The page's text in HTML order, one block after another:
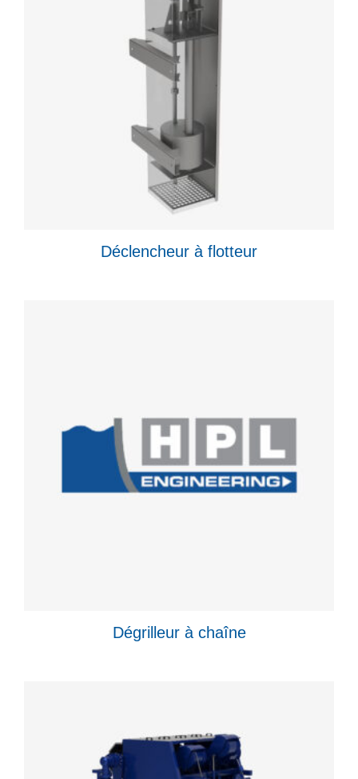
Déclencheur à flotteur
Dégrilleur à chaîne